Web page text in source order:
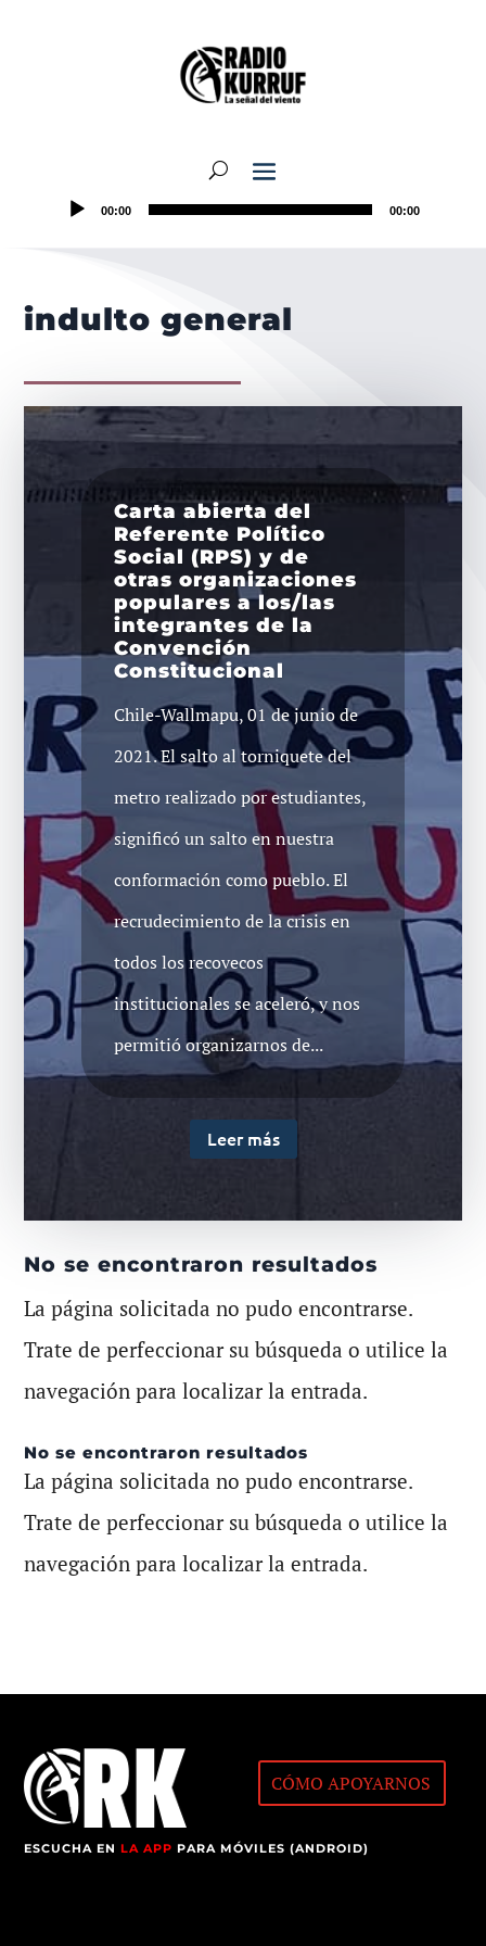
00:00 00:00
indulto general
Carta abierta del
Referente Político
Social (RPS) y de
otras organizaciones
populares a los/las
integrantes de la
Convención
Constitucional
Chile-Wallmapu, 01 de junio de
2021. El salto al torniquete del
metro realizado por estudiantes,
significó un salto en nuestra
conformación como pueblo. El
recrudecimiento de la crisis en
todos los recovecos
institucionales se aceleró, y nos
permitió organizarnos de...
Leer más
No se encontraron resultados
La página solicitada no pudo encontrarse.
Trate de perfeccionar su búsqueda o utilice la
navegación para localizar la entrada.
No se encontraron resultados
La página solicitada no pudo encontrarse.
Trate de perfeccionar su búsqueda o utilice la
navegación para localizar la entrada.
CÓMO APOYARNOS
ESCUCHA ENLA APP PARA MÓVILES (ANDROID)